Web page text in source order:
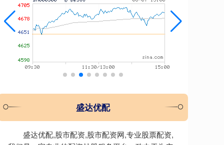
盛达优配
盛达优配,股市配资,股市配资网,专业股票配资,